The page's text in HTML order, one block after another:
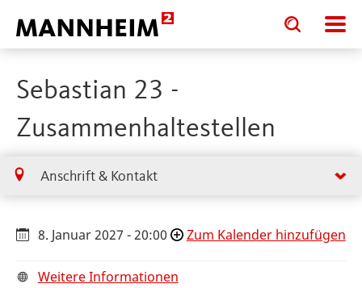
Toggle
search
input
Toggle
search
input
Sebastian 23 -
Zusammenhaltestellen
Anschrift & Kontakt
8. Januar 2027 - 20:00 Zum Kalender hinzufügen
Weitere Informationen